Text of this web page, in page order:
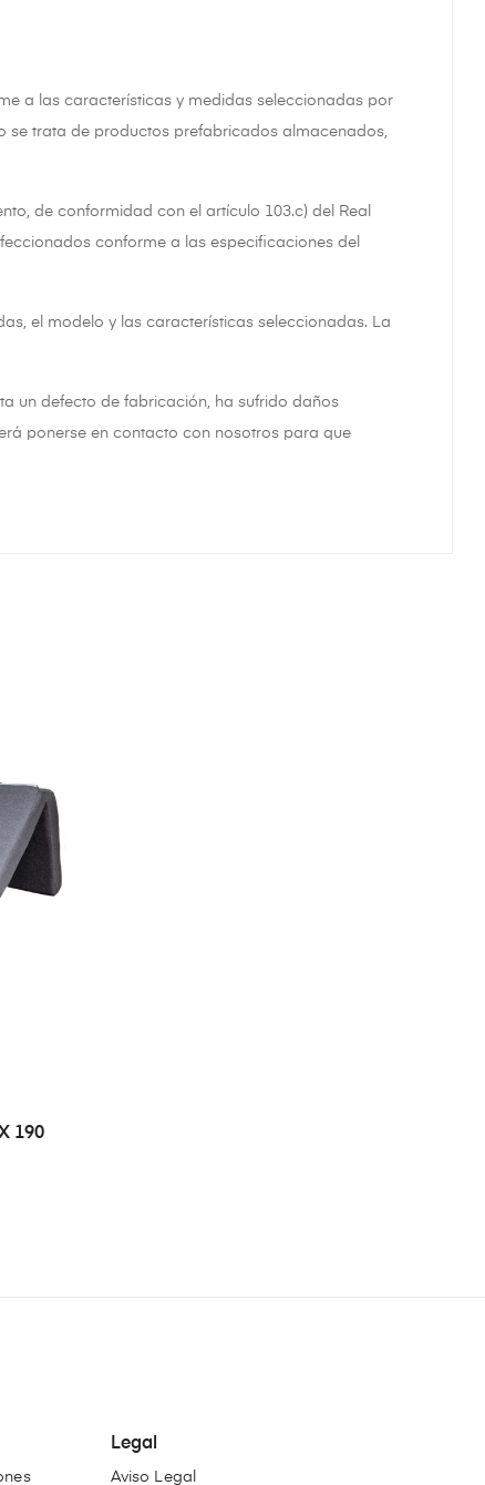
a las características y medidas seleccionadas por
se trata de productos prefabricados almacenados,
de conformidad con el artículo 103.c) del Real
conforme a las especificaciones del
el modelo y las características seleccionadas. La
un defecto de fabricación, ha sufrido daños
ponerse en contacto con nosotros para que
190
Legal
Aviso Legal